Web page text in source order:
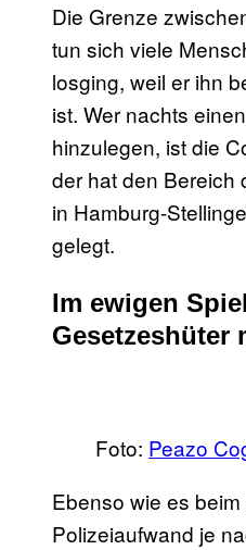
Die Grenze
tun sich viele
losging, weil er ihn
ist. Wer nachts
hinzulegen, ist die
der hat den Bereich
in Hamburg-
gelegt.
Im ewigen
Gesetzeshüter
Foto: Peazo
Ebenso wie es
Polizeiaufwand je